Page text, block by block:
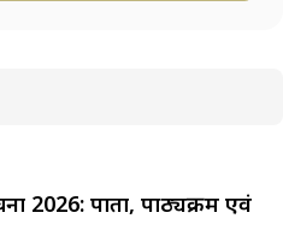
2026: पात्रता, पाठ्यक्रम एवं